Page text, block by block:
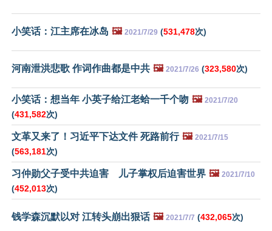
小笑话：江主席在冰岛 🖼️ 2021/7/29 (531,478次)
河南泄洪悲歌 作词作曲都是中共 🖼️ 2021/7/26 (323,580次)
小笑话：想当年 小英子给江老蛤一千个吻 🖼️ 2021/7/20
(431,582次)
文革又来了！习近平下达文件 死路前行 🖼️ 2021/7/15
(563,181次)
习仲勋父子受中共迫害 儿子掌权后迫害世界 🖼️ 2021/7/10
(452,013次)
钱学森沉默以对 江转头崩出狠话 🖼️ 2021/7/7 (432,065次)